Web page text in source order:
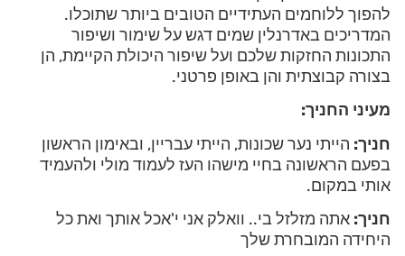
להפוך ללוחמים העתידיים הטובים ביותר שתוכלו.
המדריכים באדרנלין שמים דגש על שימור ושיפור
התכונות החזקות שלכם ועל שיפור היכולת הקיימת, הן
בצורה קבוצתית והן באופן פרטני.
מעיני החניך:
חניך: הייתי נער שכונות, הייתי עבריין, ובאימון הראשון
בפעם הראשונה בחיי מישהו העז לעמוד מולי ולהעמיד
אותי במקום.
חניך: אתה מזלזל בי.. וואלק אני י'אכל אותך ואת כל
היחידה המובחרת שלך